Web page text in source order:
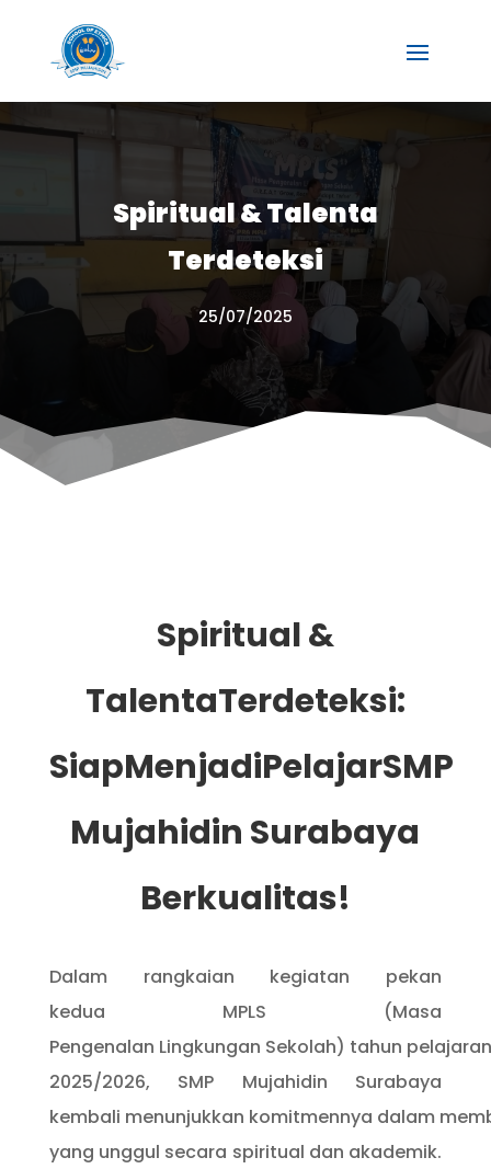
Spiritual & Talenta
Terdeteksi
25/07/2025
Spiritual &
TalentaTerdeteksi:
SiapMenjadiPelajarSMP
Mujahidin Surabaya
Berkualitas!
Dalam rangkaian kegiatan pekan
kedua MPLS (Masa
Pengenalan Lingkungan Sekolah) tahun pelajaran
2025/2026, SMP Mujahidin Surabaya
kembali menunjukkan komitmennya dalam
yang unggul secara spiritual dan akademik.